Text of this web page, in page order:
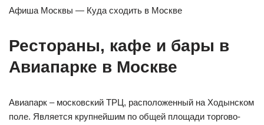
Афиша Москвы — Куда сходить в Москве
Рестораны, кафе и бары в
Авиапарке в Москве
Авиапарк – московский ТРЦ, расположенный на Ходынском
поле. Является крупнейшим по общей площади торгово-